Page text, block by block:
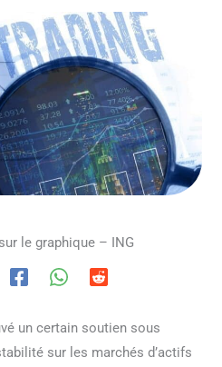
le graphique – ING
un certain soutien sous
sur les marchés d’actifs